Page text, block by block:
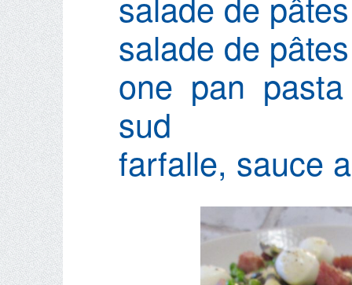
salade de
one pan
sud
farfalle, sauce